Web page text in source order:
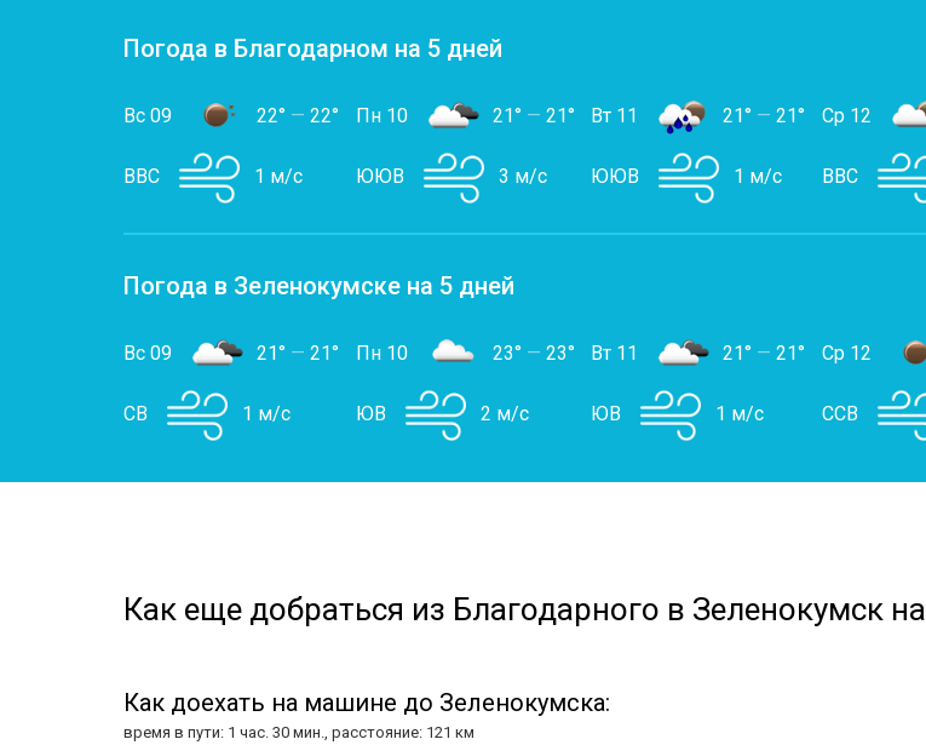
Погода в Благодарном на 5 дней
Вс 09 22° — 22°
ВВС 1 м/с
Пн 10 21° — 21°
ЮЮВ 3 м/с
Вт 11 21° — 21°
ЮЮВ 1 м/с
Ср 12
ВВС
Погода в Зеленокумске на 5 дней
Вс 09 21° — 21°
СВ 1 м/с
Пн 10 23° — 23°
ЮВ 2 м/с
Вт 11 21° — 21°
ЮВ 1 м/с
Ср 12
ССВ
Как еще добраться из Благодарного в Зеленокумск
Как доехать на машине до Зеленокумска:
время в пути: 1 час. 30 мин., расстояние: 121 км